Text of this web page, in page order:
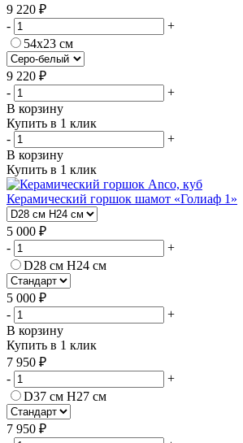
9 220 ₽
-
+
54х23 см
9 220 ₽
-
+
В корзину
Купить в 1 клик
-
+
В корзину
Купить в 1 клик
Керамический горшок шамот «Голиаф 1»
5 000 ₽
-
+
D28 см H24 см
5 000 ₽
-
+
В корзину
Купить в 1 клик
7 950 ₽
-
+
D37 см H27 см
7 950 ₽